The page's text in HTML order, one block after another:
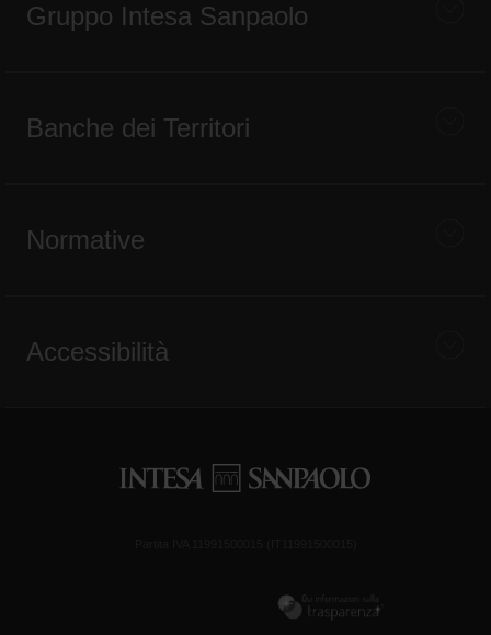
Gruppo Intesa Sanpaolo
Banche dei Territori
Normative
Accessibilità